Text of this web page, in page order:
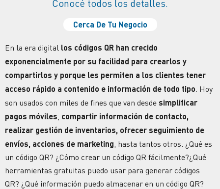
Conocé todos los detalles.
Cerca De Tu Negocio
En la era digital los códigos QR han crecido
exponencialmente por su facilidad para crearlos y
compartirlos y porque les permiten a los clientes tener
acceso rápido a contenido e información de todo tipo . Hoy
son usados con miles de fines que van desde simplificar
pagos móviles compartir información de contacto,
realizar gestión de inventarios, ofrecer seguimiento de
envíos, acciones de marketing , hasta tantos otros. ¿Qué es
un código QR? ¿Cómo crear un código QR fácilmente?¿Qué
herramientas gratuitas puedo usar para generar códigos
QR? ¿Qué información puedo almacenar en un código QR?